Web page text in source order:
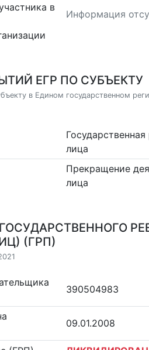
в
Информация
ЕГР ПО СУБЪЕКТУ
в Едином государственном
лица
Прекращение
лица
(ГРП)
390504983
09.01.2008